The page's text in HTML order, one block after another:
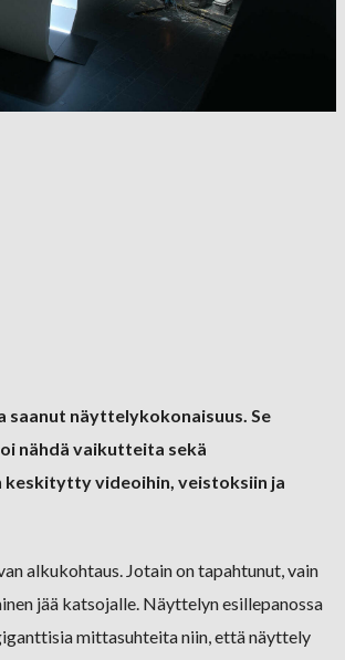
saanut näyttelykokonaisuus. Se
nähdä vaikutteita sekä
keskitytty videoihin, veistoksiin ja
alkukohtaus. Jotain on tapahtunut, vain
jää katsojalle. Näyttelyn esillepanossa
mittasuhteita niin, että näyttely